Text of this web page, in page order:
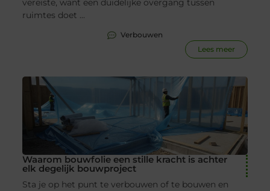
vereiste, want een duidelijke overgang tussen
ruimtes doet ...
Verbouwen
Lees meer
Waarom bouwfolie een stille kracht is achter
elk degelijk bouwproject
Sta je op het punt te verbouwen of te bouwen en